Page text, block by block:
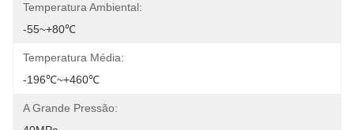
Temperatura Ambiental:
-55~+80℃
Temperatura Média:
-196℃~+460℃
A Grande Pressão: